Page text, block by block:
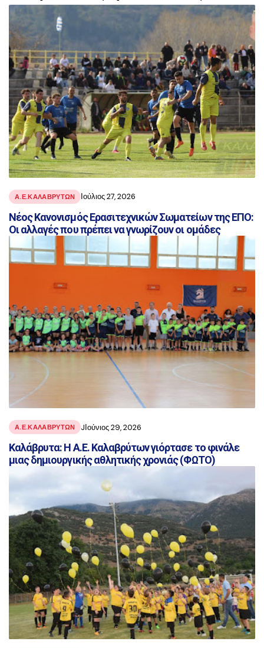
αναρτήσεις
Α.Ε.ΚΑΛΑΒΡΥΤΩΝ Ιούλιος 27, 2026
Νέος Κανονισμός Ερασιτεχνικών Σωματείων της ΕΠΟ:
Οι αλλαγές που πρέπει να γνωρίζουν οι ομάδες
Α.Ε.ΚΑΛΑΒΡΥΤΩΝ JΙούνιος 29, 2026
Καλάβρυτα: Η Α.Ε. Καλαβρύτων γιόρτασε το φινάλε
μιας δημιουργικής αθλητικής χρονιάς (ΦΩΤΟ)